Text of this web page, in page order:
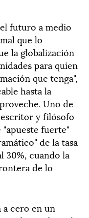
futuro a medio
que lo
la globalización
para quien
que tenga",
hasta la
Uno de
y filósofo
"apueste fuerte"
de la tasa
30%, cuando la
de lo
cero en un